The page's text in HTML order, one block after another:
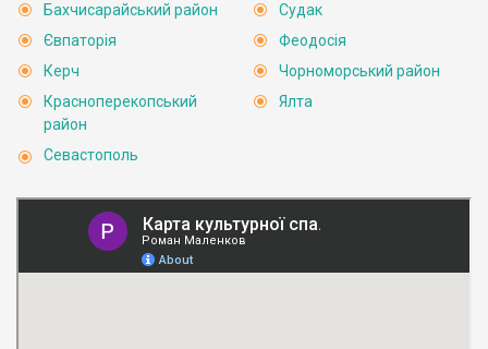
Бахчисарайський район
Євпаторія
Керч
Красноперекопський
район
Севастополь
Судак
Феодосія
Чорноморський район
Ялта